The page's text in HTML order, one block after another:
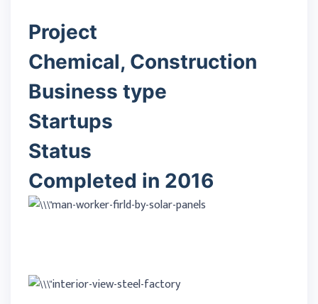
Project
Chemical, Construction
Business type
Startups
Status
Completed in 2016